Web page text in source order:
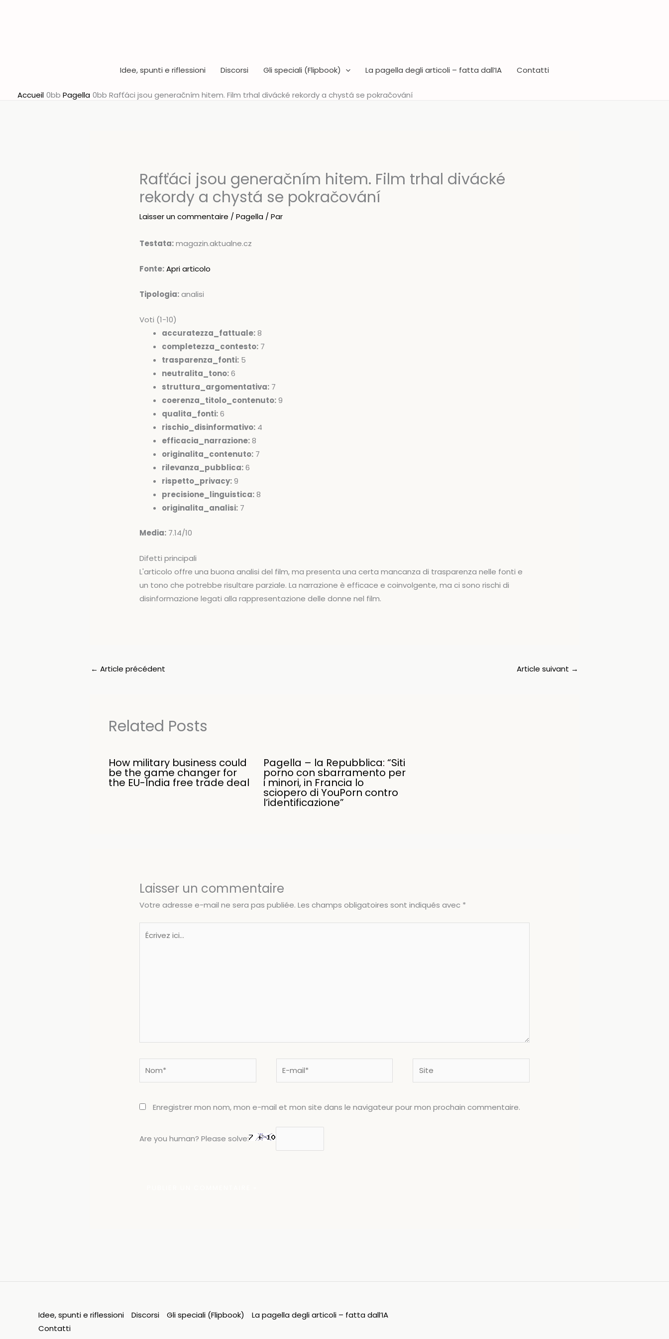
Idee, spunti e riflessioni Discorsi Gli speciali (Flipbook) La pagella degli articoli – fatta dall’IA Contatti
Accueil Pagella Rafťáci jsou generačním hitem. Film trhal divácké rekordy a chystá se pokračování
Rafťáci jsou generačním hitem. Film trhal divácké
rekordy a chystá se pokračování
Laisser un commentaire /Pagella / Par
Testata:magazin.aktualne.cz
Fonte:Apri articolo
Tipologia:analisi
Voti (1-10)
accuratezza_fattuale:8
completezza_contesto: 7
trasparenza_fonti: 5
neutralita_tono:6
struttura_argomentativa: 7
coerenza_titolo_contenuto:9
qualita_fonti:6
rischio_disinformativo: 4
efficacia_narrazione:8
originalita_contenuto: 7
rilevanza_pubblica:6
rispetto_privacy:9
precisione_linguistica:8
originalita_analisi: 7
Media: 7.14/10
Difetti principali
L'articolo offre una buona analisi del film, ma presenta una certa mancanza di trasparenza nelle fonti e
un tono che potrebbe risultare parziale. La narrazione è efficace e coinvolgente, ma ci sono rischi di
disinformazione legati alla rappresentazione delle donne nel film.
← Article précédent Article suivant →
Related Posts
How military business could
be the game changer for
the EU-India free trade deal
Pagella – la Repubblica: “Siti
porno con sbarramento per
i minori, in Francia lo
sciopero di YouPorn contro
l’identificazione”
Laisser un commentaire
Votre adresse e-mail ne sera pas publiée. Les champs obligatoires sont indiqués avec *
Enregistrer mon nom, mon e-mail et mon site dans le navigateur pour mon prochain commentaire.
Are you human? Please solve:
Idee, spunti e riflessioni Discorsi Gli speciali (Flipbook)
La pagella degli articoli – fatta dall’IA
Contatti